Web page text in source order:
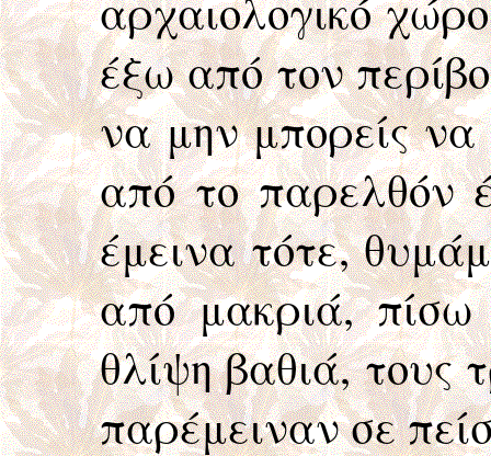
έξω από τον
να μην μπορείς να
από το παρελθόν
έμεινα τότε,
από μακριά, πίσω
θλίψη βαθιά, τους
παρέμειναν σε